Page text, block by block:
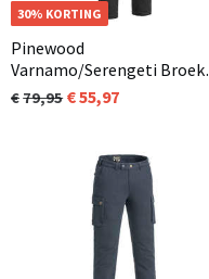
OP=OP
30% KORTING
Pinewood
Varnamo/Serengeti Broek
Dames Donker Antraciet
(443)
79,95 55,97